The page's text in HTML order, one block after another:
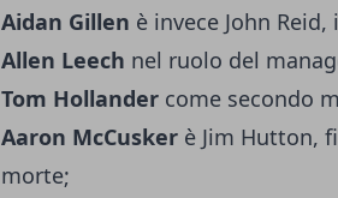
Aidan Gillen è invece John
Allen Leech nel ruolo del
Tom Hollander come secondo
Aaron McCusker è Jim Hutton,
morte;